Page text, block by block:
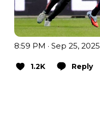
8:59 PM · Sep 25, 2025
1.2K Reply